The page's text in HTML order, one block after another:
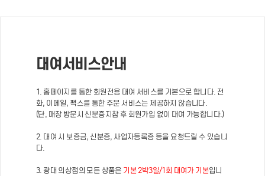
대여서비스안내
1. 홈페이지를 통한 회원전용 대여 서비스를 기본으로 합니다. 전
화, 이메일, 팩스를 통한 주문 서비스는 제공하지 않습니다.
(단, 매장 방문시 신분증지참 후 회원가입 없이 대여 가능합니다.)
2. 대여 시 보증금, 신분증, 사업자등록증 등을 요청드릴 수 있습니
다.
3. 광대 의상점의 모든 상품은 기본 2박3일/1회 대여가 기본입니